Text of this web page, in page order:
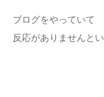
ブログをやっていて
反応がありませんと